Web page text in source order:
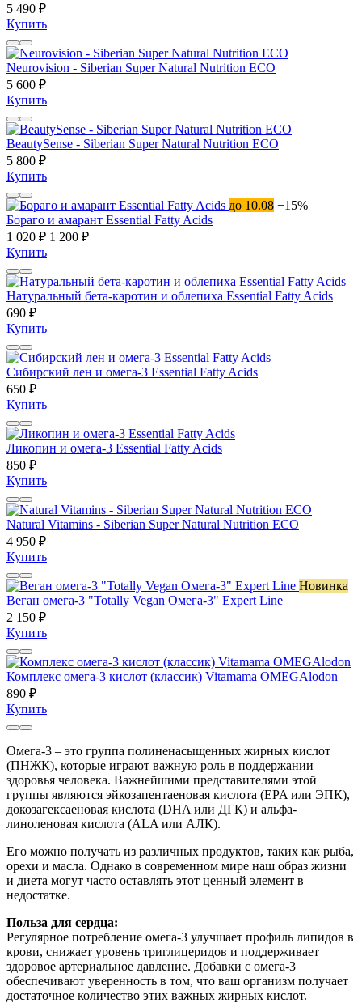
5 490 ₽
Купить
Neurovision - Siberian Super Natural Nutrition ECO
5 600 ₽
Купить
BeautySense - Siberian Super Natural Nutrition ECO
5 800 ₽
Купить
до 10.08 −15%
Бораго и амарант Essential Fatty Acids
1 020 ₽ 1 200 ₽
Купить
Натуральный бета-каротин и облепиха Essential Fatty Acids
690 ₽
Купить
Сибирский лен и омега-3 Essential Fatty Acids
650 ₽
Купить
Ликопин и омега-3 Essential Fatty Acids
850 ₽
Купить
Natural Vitamins - Siberian Super Natural Nutrition ECO
4 950 ₽
Купить
Новинка
Веган омега-3 "Totally Vegan Омега-3" Expert Line
2 150 ₽
Купить
Комплекс омега-3 кислот (классик) Vitamama OMEGAlodon
890 ₽
Купить
Омега-3 – это группа полиненасыщенных жирных кислот
(ПНЖК), которые играют важную роль в поддержании
здоровья человека. Важнейшими представителями этой
группы являются эйкозапентаеновая кислота (EPA или ЭПК),
докозагексаеновая кислота (DHA или ДГК) и альфа-
линоленовая кислота (ALA или АЛК).
Его можно получать из различных продуктов, таких как рыба,
орехи и масла. Однако в современном мире наш образ жизни
и диета могут часто оставлять этот ценный элемент в
недостатке.
Польза для сердца:
Регулярное потребление омега-3 улучшает профиль липидов в
крови, снижает уровень триглицеридов и поддерживает
здоровое артериальное давление. Добавки с омега-3
обеспечивают уверенность в том, что ваш организм получает
достаточное количество этих важных жирных кислот.